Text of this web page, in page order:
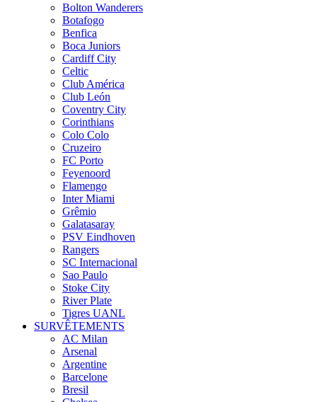
Bolton Wanderers
Botafogo
Benfica
Boca Juniors
Cardiff City
Celtic
Club América
Club León
Coventry City
Corinthians
Colo Colo
Cruzeiro
FC Porto
Feyenoord
Flamengo
Inter Miami
Grêmio
Galatasaray
PSV Eindhoven
Rangers
SC Internacional
Sao Paulo
Stoke City
River Plate
Tigres UANL
SURVÊTEMENTS
AC Milan
Arsenal
Argentine
Barcelone
Bresil